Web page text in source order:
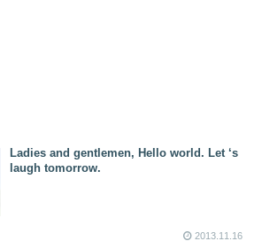
Ladies and gentlemen, Hello world. Let ‘s
laugh tomorrow.
2013.11.16